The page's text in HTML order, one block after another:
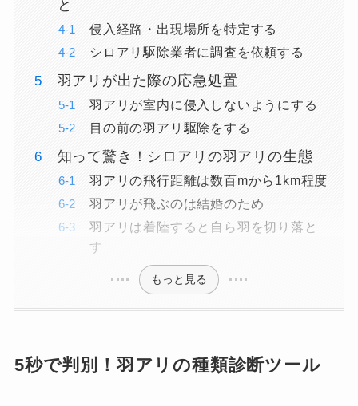
と
侵入経路・出現場所を特定する
シロアリ駆除業者に調査を依頼する
羽アリが出た際の応急処置
羽アリが室内に侵入しないようにする
目の前の羽アリ駆除をする
知って驚き！シロアリの羽アリの生態
羽アリの飛行距離は数百mから1km程度
羽アリが飛ぶのは結婚のため
羽アリは着陸すると自ら羽を切り落と
す
もっと見る
5秒で判別！羽アリの種類診断ツール